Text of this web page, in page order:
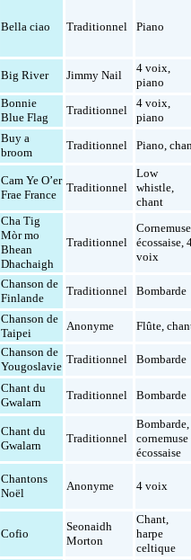
Bella ciao Traditionnel Piano
Big River Jimmy Nail
4 voix,
piano
Bonnie
Blue Flag
Traditionnel
4 voix,
piano
Buy a
broom
Traditionnel Piano,
Cam Ye O’er
Frae France
Traditionnel
Low
whistle,
chant
Cha Tig
Mòr mo
Bhean
Dhachaigh
Traditionnel
Cornemuse
écossaise,
voix
Chanson de
Finlande
Traditionnel Bombarde
Chanson de
Taipei
Anonyme Flûte,
Chanson de
Yougoslavie
Traditionnel Bombarde
Chant du
Gwalarn
Traditionnel Bombarde
Chant du
Gwalarn
Traditionnel
Bombarde,
cornemuse
écossaise
Chantons
Noël
Anonyme 4 voix
Cofio
Seonaidh
Morton
Chant,
harpe
celtique